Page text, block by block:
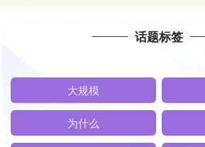
话题标签
大规模
为什么